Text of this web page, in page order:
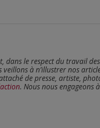
le respect du travail
à n’illustrer nos
de presse, artiste,
. Nous nous engageons